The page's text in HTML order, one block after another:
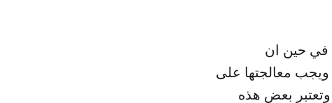
في حين ان
معالجتها على
بعض هذه